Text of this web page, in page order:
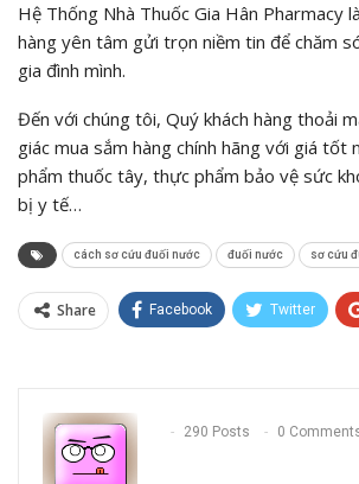
Hệ Thống Nhà Thuốc Gia Hân Pharmacy
hàng yên tâm gửi trọn niềm tin để chăm
gia đình mình.
Đến với chúng tôi, Quý khách hàng thoải
giác mua sắm hàng chính hãng với giá tốt
phẩm thuốc tây, thực phẩm bảo vệ sức
bị y tế…
cách sơ cứu đuối nước đuối nước sơ cứu
Share Facebook Twitter
290 Posts 0